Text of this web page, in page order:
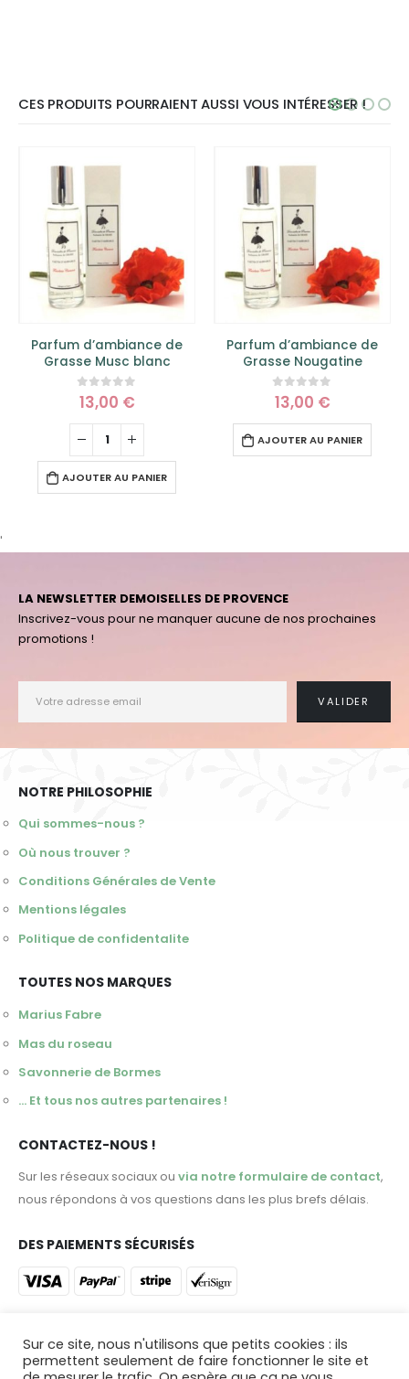
CES PRODUITS POURRAIENT AUSSI VOUS INTÉRESSER !
Parfum d’ambiance de
Grasse Musc blanc
0sur 5
13,00 €
AJOUTER AU PANIER
Parfum d’ambiance de
Grasse Nougatine
0sur 5
13,00 €
AJOUTER AU PANIER
'
LA NEWSLETTER DEMOISELLES DE PROVENCE
Inscrivez-vous pour ne manquer aucune de nos prochaines
promotions !
NOTRE PHILOSOPHIE
Qui sommes-nous ?
Où nous trouver ?
Conditions Générales de Vente
Mentions légales
Politique de confidentalite
TOUTES NOS MARQUES
Marius Fabre
Mas du roseau
Savonnerie de Bormes
... Et tous nos autres partenaires !
CONTACTEZ-NOUS !
Sur les réseaux sociaux ou via notre formulaire de contact,
nous répondons à vos questions dans les plus brefs délais.
DES PAIEMENTS SÉCURISÉS
Profitez d'une livraison en 48 heures ou venez retirer votre
Sur ce site, nous n'utilisons que petits cookies : ils
permettent seulement de faire fonctionner le site et